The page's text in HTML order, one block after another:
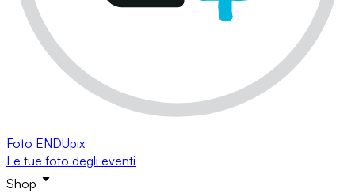
Foto ENDUpix
Le tue foto degli eventi
Shop